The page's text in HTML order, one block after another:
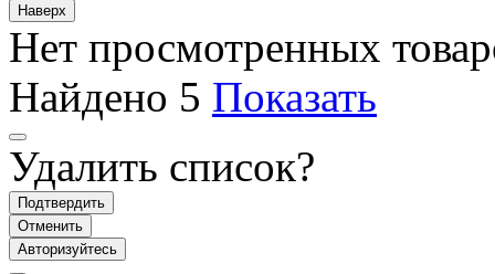
Наверх
Нет просмотренных
Найдено 5 Показать
Удалить список?
Подтвердить
Отменить
Авторизуйтесь